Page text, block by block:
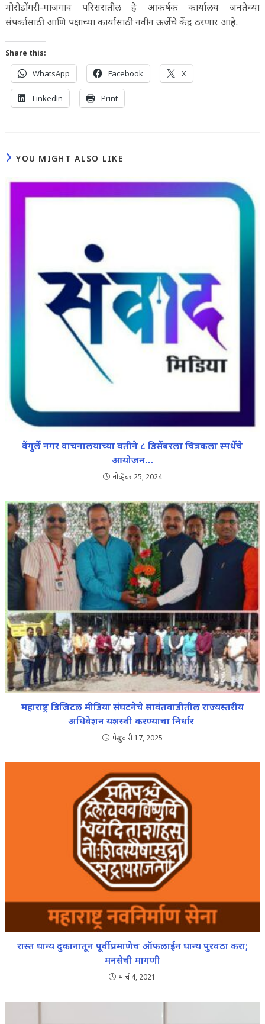
मोरोडोंगरी-माजगाव परिसरातील हे आकर्षक कार्यालय जनतेच्या
संपर्कासाठी आणि पक्षाच्या कार्यासाठी नवीन ऊर्जेचे केंद्र ठरणार आहे.
Share this:
WhatsApp Facebook X
LinkedIn Print
YOU MIGHT ALSO LIKE
वेंगुर्ले नगर वाचनालयाच्या वतीने ८ डिसेंबरला चित्रकला स्पर्धेचे
आयोजन…
नोव्हेंबर 25, 2024
महाराष्ट्र डिजिटल मीडिया संघटनेचे सावंतवाडीतील राज्यस्तरीय
अधिवेशन यशस्वी करण्याचा निर्धार
फेब्रुवारी 17, 2025
रास्त धान्य दुकानातून पूर्वीप्रमाणेच ऑफलाईन धान्य पुरवठा करा;
मनसेची मागणी
मार्च 4, 2021